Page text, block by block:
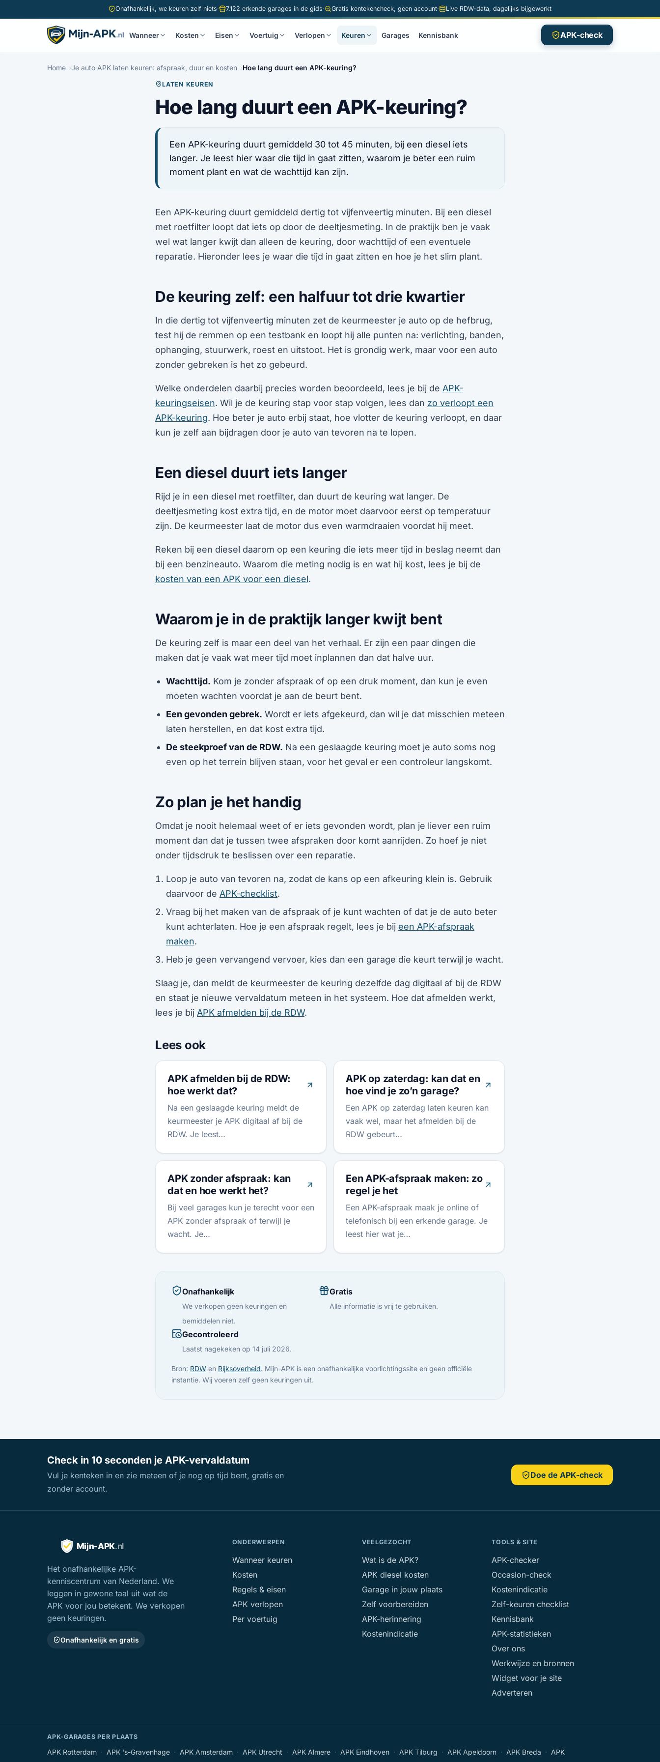
Onafhankelijk, we keuren zelf niets· 7.122 erkende garages in de gids· Gratis kentekencheck, geen account· Live RDW-data, dagelijks bijgewerkt
Wanneer Kosten Eisen Voertuig Verlopen Keuren Garages Kennisbank APK-check
Home Je auto APK laten keuren: afspraak, duur en kosten Hoe lang duurt een APK-keuring?
LATEN KEUREN
Hoe lang duurt een APK-keuring?
Een APK-keuring duurt gemiddeld 30 tot 45 minuten, bij een diesel iets
langer. Je leest hier waar die tijd in gaat zitten, waarom je beter een ruim
moment plant en wat de wachttijd kan zijn.
Een APK-keuring duurt gemiddeld dertig tot vijfenveertig minuten. Bij een diesel
met roetfilter loopt dat iets op door de deeltjesmeting. In de praktijk ben je vaak
wel wat langer kwijt dan alleen de keuring, door wachttijd of een eventuele
reparatie. Hieronder lees je waar die tijd in gaat zitten en hoe je het slim plant.
De keuring zelf: een halfuur tot drie kwartier
In die dertig tot vijfenveertig minuten zet de keurmeester je auto op de hefbrug,
test hij de remmen op een testbank en loopt hij alle punten na: verlichting, banden,
ophanging, stuurwerk, roest en uitstoot. Het is grondig werk, maar voor een auto
zonder gebreken is het zo gebeurd.
Welke onderdelen daarbij precies worden beoordeeld, lees je bij de APK-
keuringseisen. Wil je de keuring stap voor stap volgen, lees dan zo verloopt een
APK-keuring. Hoe beter je auto erbij staat, hoe vlotter de keuring verloopt, en daar
kun je zelf aan bijdragen door je auto van tevoren na te lopen.
Een diesel duurt iets langer
Rijd je in een diesel met roetfilter, dan duurt de keuring wat langer. De
deeltjesmeting kost extra tijd, en de motor moet daarvoor eerst op temperatuur
zijn. De keurmeester laat de motor dus even warmdraaien voordat hij meet.
Reken bij een diesel daarom op een keuring die iets meer tijd in beslag neemt dan
bij een benzineauto. Waarom die meting nodig is en wat hij kost, lees je bij de
kosten van een APK voor een diesel.
Waarom je in de praktijk langer kwijt bent
De keuring zelf is maar een deel van het verhaal. Er zijn een paar dingen die
maken dat je vaak wat meer tijd moet inplannen dan dat halve uur.
Wachttijd. Kom je zonder afspraak of op een druk moment, dan kun je even
moeten wachten voordat je aan de beurt bent.
Een gevonden gebrek. Wordt er iets afgekeurd, dan wil je dat misschien meteen
laten herstellen, en dat kost extra tijd.
De steekproef van de RDW. Na een geslaagde keuring moet je auto soms nog
even op het terrein blijven staan, voor het geval er een controleur langskomt.
Zo plan je het handig
Omdat je nooit helemaal weet of er iets gevonden wordt, plan je liever een ruim
moment dan dat je tussen twee afspraken door komt aanrijden. Zo hoef je niet
onder tijdsdruk te beslissen over een reparatie.
Loop je auto van tevoren na, zodat de kans op een afkeuring klein is. Gebruik
daarvoor de APK-checklist.
Vraag bij het maken van de afspraak of je kunt wachten of dat je de auto beter
kunt achterlaten. Hoe je een afspraak regelt, lees je bij een APK-afspraak
maken.
Heb je geen vervangend vervoer, kies dan een garage die keurt terwijl je wacht.
Slaag je, dan meldt de keurmeester de keuring dezelfde dag digitaal af bij de RDW
en staat je nieuwe vervaldatum meteen in het systeem. Hoe dat afmelden werkt,
lees je bij APK afmelden bij de RDW.
Lees ook
APK afmelden bij de RDW:
hoe werkt dat?
Na een geslaagde keuring meldt de
keurmeester je APK digitaal af bij de
RDW. Je leest…
APK op zaterdag: kan dat en
hoe vind je zo’n garage?
Een APK op zaterdag laten keuren kan
vaak wel, maar het afmelden bij de
RDW gebeurt…
APK zonder afspraak: kan
dat en hoe werkt het?
Bij veel garages kun je terecht voor een
APK zonder afspraak of terwijl je
wacht. Je…
Een APK-afspraak maken: zo
regel je het
Een APK-afspraak maak je online of
telefonisch bij een erkende garage. Je
leest hier wat je…
Onafhankelijk
We verkopen geen keuringen en
bemiddelen niet.
Gratis
Alle informatie is vrij te gebruiken.
Gecontroleerd
Laatst nagekeken op 14 juli 2026.
Bron: RDW en Rijksoverheid. Mijn-APK is een onafhankelijke voorlichtingssite en geen officiële
instantie. Wij voeren zelf geen keuringen uit.
Check in 10 seconden je APK-vervaldatum
Vul je kenteken in en zie meteen of je nog op tijd bent, gratis en
zonder account.
Doe de APK-check
Het onafhankelijke APK-
kenniscentrum van Nederland. We
leggen in gewone taal uit wat de
APK voor jou betekent. We verkopen
geen keuringen.
Onafhankelijk en gratis
ONDERWERPEN
Wanneer keuren
Kosten
Regels & eisen
APK verlopen
Per voertuig
VEELGEZOCHT
Wat is de APK?
APK diesel kosten
Garage in jouw plaats
Zelf voorbereiden
APK-herinnering
Kostenindicatie
TOOLS & SITE
APK-checker
Occasion-check
Kostenindicatie
Zelf-keuren checklist
Kennisbank
APK-statistieken
Over ons
Werkwijze en bronnen
Widget voor je site
Adverteren
APK-GARAGES PER PLAATS
APK Rotterdam · APK 's-Gravenhage · APK Amsterdam · APK Utrecht · APK Almere · APK Eindhoven · APK Tilburg · APK Apeldoorn · APK Breda · APK